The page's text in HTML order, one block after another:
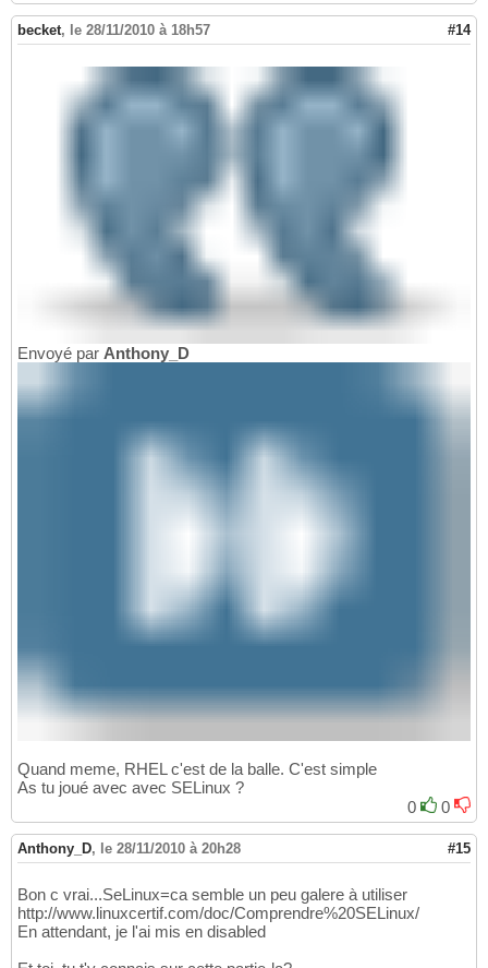
becket, le 28/11/2010 à 18h57 #14
Envoyé par Anthony_D
Quand meme, RHEL c'est de la balle. C'est simple
As tu joué avec avec SELinux ?
0
0
Anthony_D, le 28/11/2010 à 20h28 #15
Bon c vrai...SeLinux=ca semble un peu galere à utiliser
http://www.linuxcertif.com/doc/Comprendre%20SELinux/
En attendant, je l'ai mis en disabled